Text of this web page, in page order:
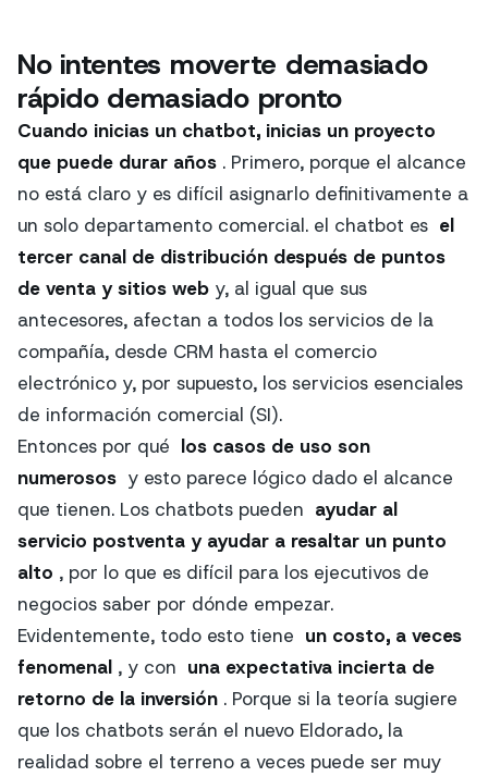
No intentes moverte demasiado
rápido demasiado pronto
Cuando inicias un chatbot, inicias un proyecto
que puede durar años . Primero, porque el alcance
no está claro y es difícil asignarlo definitivamente a
un solo departamento comercial. el chatbot es el
tercer canal de distribución después de puntos
de venta y sitios web y, al igual que sus
antecesores, afectan a todos los servicios de la
compañía, desde CRM hasta el comercio
electrónico y, por supuesto, los servicios esenciales
de información comercial (SI).
Entonces por qué los casos de uso son
numerosos y esto parece lógico dado el alcance
que tienen. Los chatbots pueden ayudar al
servicio postventa y ayudar a resaltar un punto
alto , por lo que es difícil para los ejecutivos de
negocios saber por dónde empezar.
Evidentemente, todo esto tiene un costo, a veces
fenomenal , y con una expectativa incierta de
retorno de la inversión . Porque si la teoría sugiere
que los chatbots serán el nuevo Eldorado, la
realidad sobre el terreno a veces puede ser muy